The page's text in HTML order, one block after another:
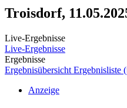
Troisdorf,
Live-Ergebnisse
Live-Ergebnisse
Ergebnisse
Ergebnisübersicht Ergebnisliste
Anzeige